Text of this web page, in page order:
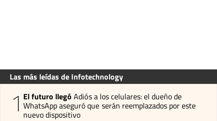
Las más leídas de Infotechnology
1 El futuro llegó Adiós a los celulares: el dueño de
WhatsApp aseguró que serán reemplazados por este
nuevo dispositivo